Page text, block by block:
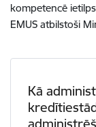
kompetencē
EMUS atbilstoši
Kā